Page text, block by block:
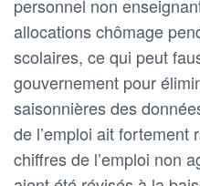
personnel non
allocations chômage
scolaires, ce qui peut
gouvernement pour
saisonnières des
de l’emploi ait fortement
chiffres de l’emploi non